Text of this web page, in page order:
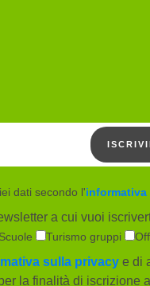
dati secondo l'
a cui vuoi
Scuole Turismo gruppi
sulla privacye di
la finalità di iscrizione